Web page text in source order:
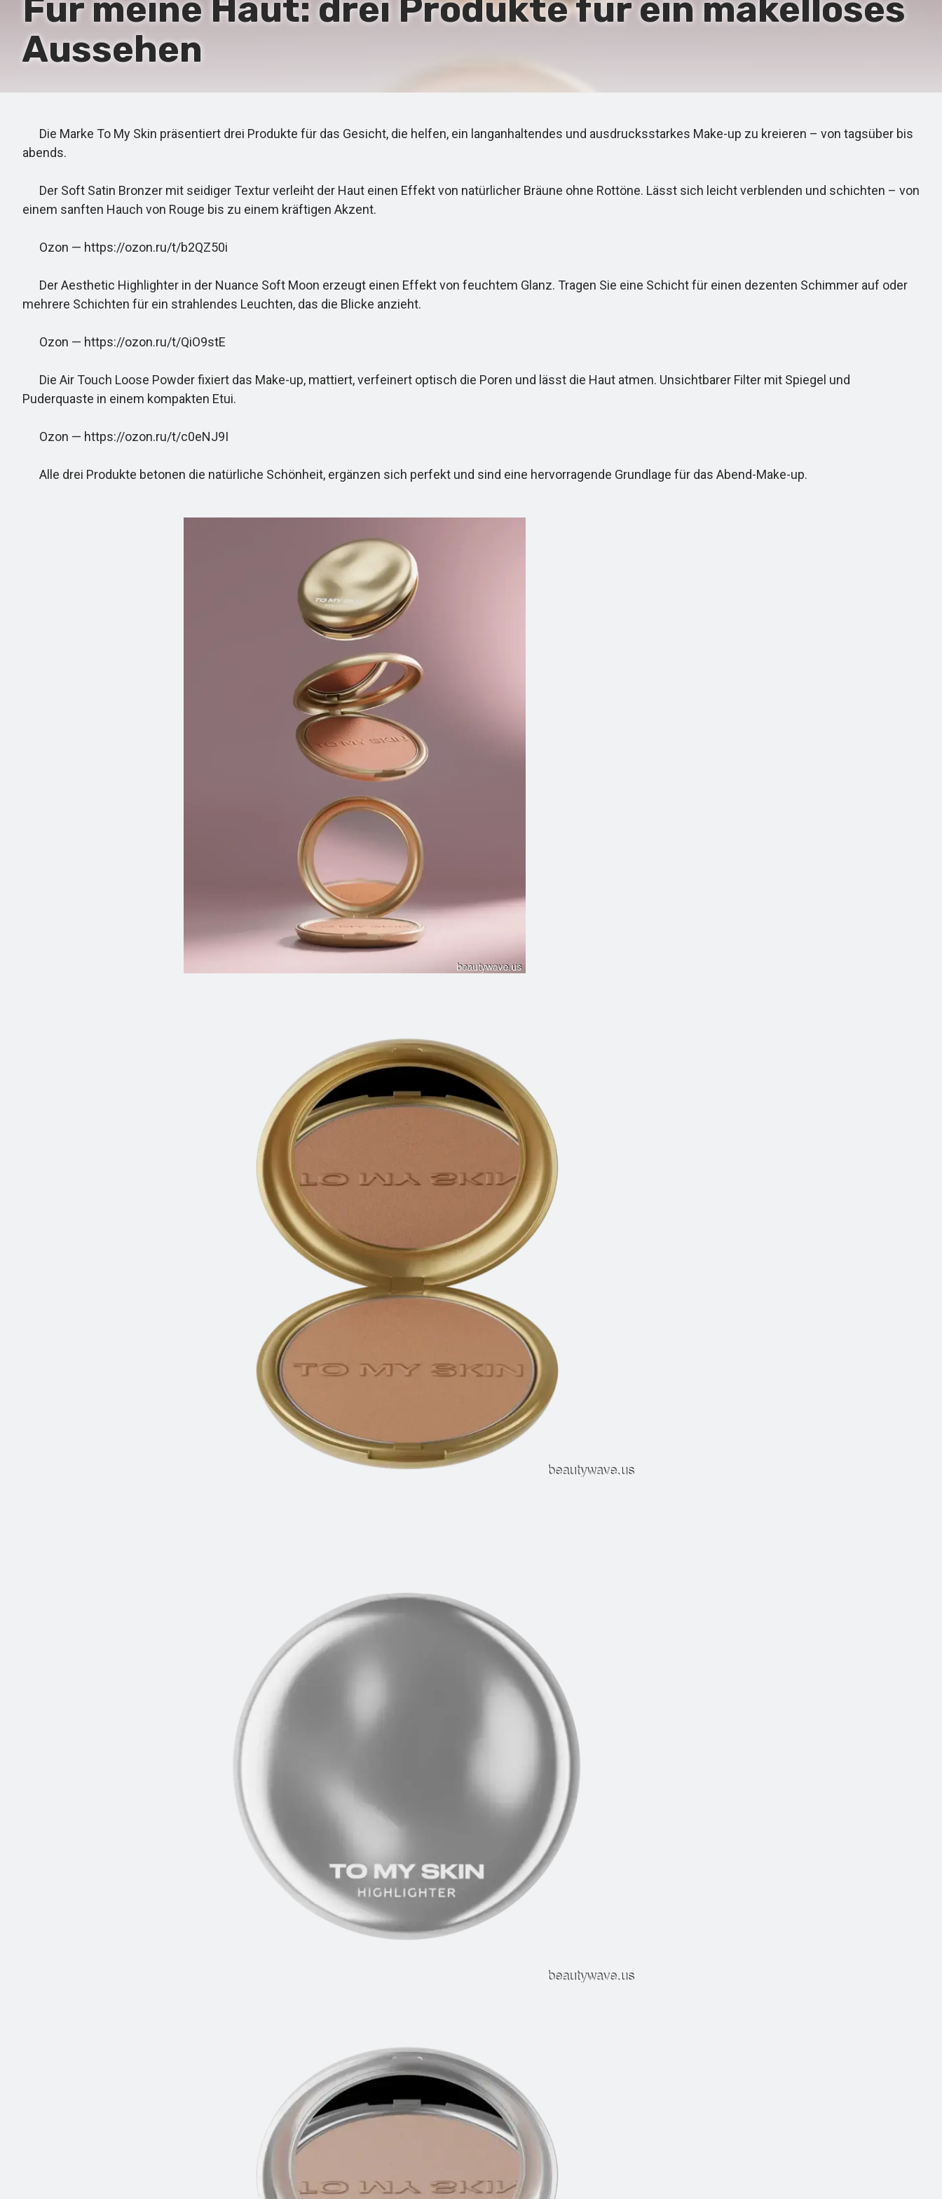
Für meine Haut: drei Produkte für ein makelloses
Aussehen
Die Marke To My Skin präsentiert drei Produkte für das Gesicht, die helfen, ein langanhaltendes und ausdrucksstarkes Make-up zu kreieren – von tagsüber bis
abends.
Der Soft Satin Bronzer mit seidiger Textur verleiht der Haut einen Effekt von natürlicher Bräune ohne Rottöne. Lässt sich leicht verblenden und schichten – von
einem sanften Hauch von Rouge bis zu einem kräftigen Akzent.
Ozon — https://ozon.ru/t/b2QZ50i
Der Aesthetic Highlighter in der Nuance Soft Moon erzeugt einen Effekt von feuchtem Glanz. Tragen Sie eine Schicht für einen dezenten Schimmer auf oder
mehrere Schichten für ein strahlendes Leuchten, das die Blicke anzieht.
Ozon — https://ozon.ru/t/QiO9stE
Die Air Touch Loose Powder fixiert das Make-up, mattiert, verfeinert optisch die Poren und lässt die Haut atmen. Unsichtbarer Filter mit Spiegel und
Puderquaste in einem kompakten Etui.
Ozon — https://ozon.ru/t/c0eNJ9I
Alle drei Produkte betonen die natürliche Schönheit, ergänzen sich perfekt und sind eine hervorragende Grundlage für das Abend-Make-up.